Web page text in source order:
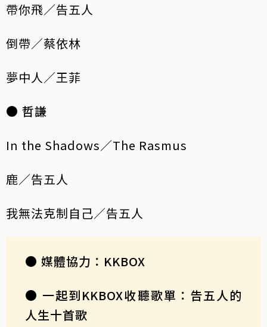
帶你飛／告五人
倒帶／蔡依林
夢中人／王菲
● 哲謙
In the Shadows／The Rasmus
鹿／告五人
我無法克制自己／告五人
● 媒體協力：KKBOX
● 一起到KKBOX收聽歌單：告五人的
人生十首歌